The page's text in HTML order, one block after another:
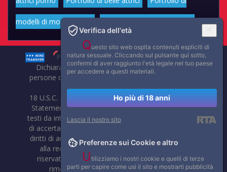
modelli di moda volgari
Dichiarazione di non responsabilità: tutti i membri e le
persone che compaiono su questo sito hanno almeno 18
anni.
18 U.S.C. 2257 Record-Keeping Requirements Compliance
Statement. Affaritaliani, prima di pubblicare foto, video o
testi da internet, compie tutte le opportune verifiche al fine
di accertarne il libero regime di circolazione e non violare i
diritti di autore o altri diritti esclusivi di terzi. Per segnalare
alla redazione eventuali errori nell'uso del materiale
riservato, scriveteci: provvederemo prontamente alla
rimozione del materiale lesivo di diritti di terzi.
Verifica dell'età
Questo sito web ospita contenuti espliciti di
natura sessuale. Cliccando sul pulsante qui sotto,
confermi di aver raggiunto l'età legale nel tuo paese
per accedere a questi materiali.
Ho più di 18 anni
Lascia il nostro sito
Preferenze sui Cookie e altro
Utilizziamo i nostri cookie e quelli di terze
parti per capire come usi il sito e mostrarti pubblicità